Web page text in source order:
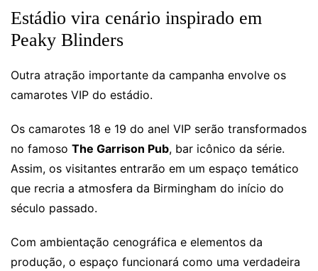
Estádio vira cenário inspirado em
Peaky Blinders
Outra atração importante da campanha envolve os
camarotes VIP do estádio.
Os camarotes 18 e 19 do anel VIP serão transformados
no famoso The Garrison Pub, bar icônico da série.
Assim, os visitantes entrarão em um espaço temático
que recria a atmosfera da Birmingham do início do
século passado.
Com ambientação cenográfica e elementos da
produção, o espaço funcionará como uma verdadeira